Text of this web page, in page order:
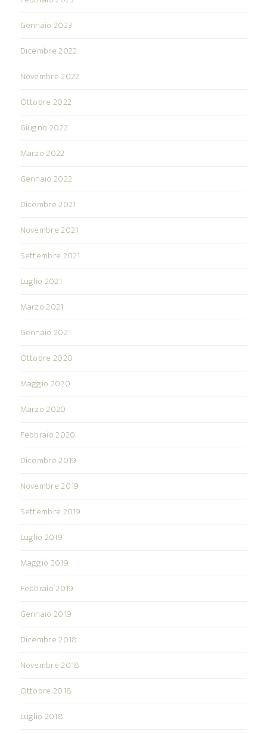
Gennaio 2023
Dicembre 2022
Novembre 2022
Ottobre 2022
Giugno 2022
Marzo 2022
Gennaio 2022
Dicembre 2021
Novembre 2021
Settembre 2021
Luglio 2021
Marzo 2021
Gennaio 2021
Ottobre 2020
Maggio 2020
Marzo 2020
Febbraio 2020
Dicembre 2019
Novembre 2019
Settembre 2019
Luglio 2019
Maggio 2019
Febbraio 2019
Gennaio 2019
Dicembre 2018
Novembre 2018
Ottobre 2018
Luglio 2018